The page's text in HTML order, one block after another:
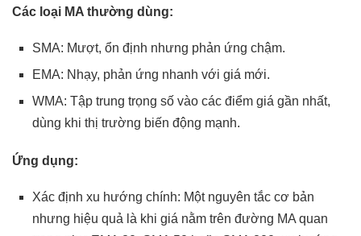
Các loại MA thường dùng:
SMA: Mượt, ổn định nhưng phản ứng chậm.
EMA: Nhạy, phản ứng nhanh với giá mới.
WMA: Tập trung trọng số vào các điểm giá gần nhất,
dùng khi thị trường biến động mạnh.
Ứng dụng:
Xác định xu hướng chính: Một nguyên tắc cơ bản
nhưng hiệu quả là khi giá nằm trên đường MA quan